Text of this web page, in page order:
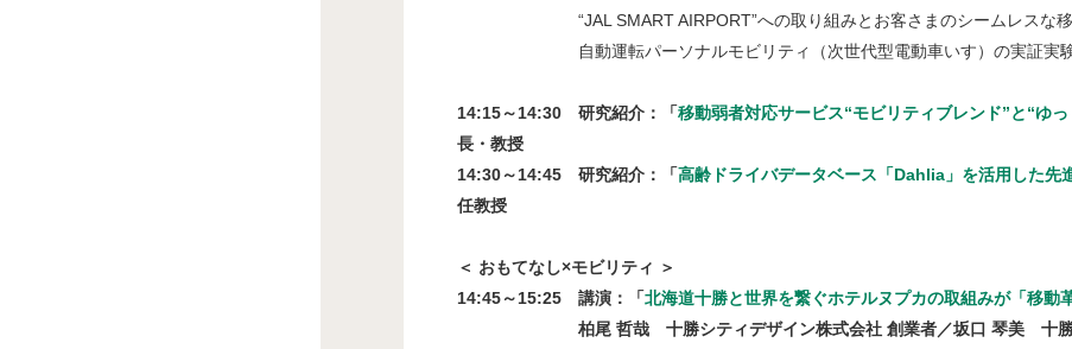
“JAL SMART AIRPORT”への取り組みとお客さまのシームレスな移
自動運転パーソナルモビリティ（次世代型電動車いす）の実証実験に
14:15～14:30 研究紹介：「移動弱者対応サービス“モビリティブレンド”と“ゆ
長・教授
14:30～14:45 研究紹介：「高齢ドライバデータベース「Dahlia」を活用した先
任教授
＜ おもてなし×モビリティ ＞
14:45～15:25 講演：「北海道十勝と世界を繋ぐホテルヌプカの取組みが「移動
柏尾 哲哉 十勝シティデザイン株式会社 創業者／坂口 琴美 十勝シ